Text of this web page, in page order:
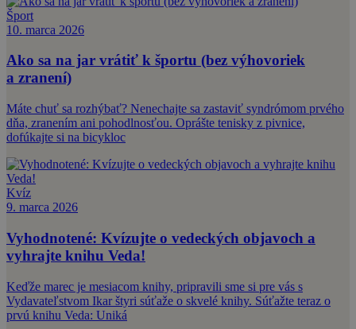
Šport
10. marca 2026
Ako sa na jar vrátiť k športu (bez výhovoriek
a zranení)
Máte chuť sa rozhýbať? Nenechajte sa zastaviť syndrómom prvého
dňa, zranením ani pohodlnosťou. Oprášte tenisky z pivnice,
dofúkajte si na bicykloc
Kvíz
9. marca 2026
Vyhodnotené: Kvízujte o vedeckých objavoch a
vyhrajte knihu Veda!
Keďže marec je mesiacom knihy, pripravili sme si pre vás s
Vydavateľstvom Ikar štyri súťaže o skvelé knihy. Súťažte teraz o
prvú knihu Veda: Uniká